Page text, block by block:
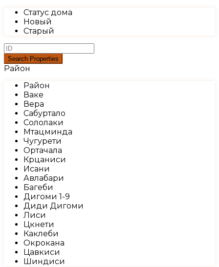
Статус дома
Новый
Старый
Район
Район
Ваке
Вера
Сабуртало
Сололаки
Мтацминда
Чугурети
Ортачала
Крцаниси
Исани
Авлабари
Багеби
Дигоми 1-9
Диди Дигоми
Лиси
Цкнети
Каклеби
Окрокана
Цавкиси
Шиндиси